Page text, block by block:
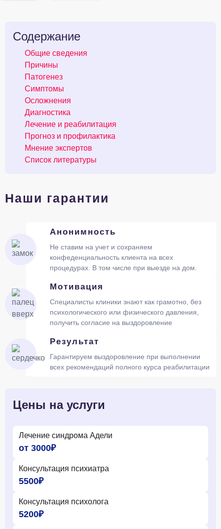
Содержание
Общие сведения
Причины
Патогенез
Симптомы
Осложнения
Диагностика
Лечение и реабилитация
Прогноз и профилактика
Мнение экспертов
Список литературы
Наши гарантии
Анонимность
Не ставим на учет и сохраняем
конфеденциальность клиента на всех
процедурах. В том числе при выезде на дом.
Мотивация
Специалисты клиники знают как грамотно, без
психологического или физического давления,
получить согласие на выздоровление
Результат
Гарантируем выздоровление при выполнении
всех рекомендаций полного курса реабилитации
Цены на услуги
Лечение синдрома Адели
от 3000₽
Консультация психиатра
5500₽
Консультация психолога
5200₽